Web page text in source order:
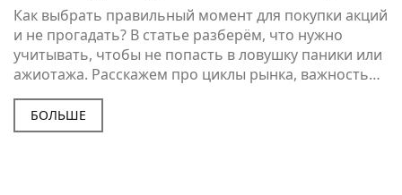
Как выбрать правильный момент для покупки акций
и не прогадать? В статье разберём, что нужно
учитывать, чтобы не попасть в ловушку паники или
ажиотажа. Расскажем про циклы рынка, важность
личной стратегии и как новости могут мешать
зарабатывать. Дадим конкретные советы, чтобы
ваши решения были взвешенными. Всё просто,
БОЛЬШЕ